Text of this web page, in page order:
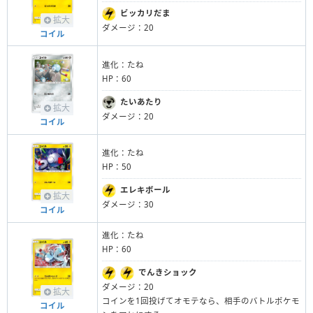
拡大
コイル
ビッカリだま
ダメージ：20
拡大
コイル
進化：たね
HP：60
たいあたり
ダメージ：20
拡大
コイル
進化：たね
HP：50
エレキボール
ダメージ：30
拡大
コイル
進化：たね
HP：60
でんきショック
ダメージ：20
コインを1回投げてオモテなら、相手のバトルポケモ